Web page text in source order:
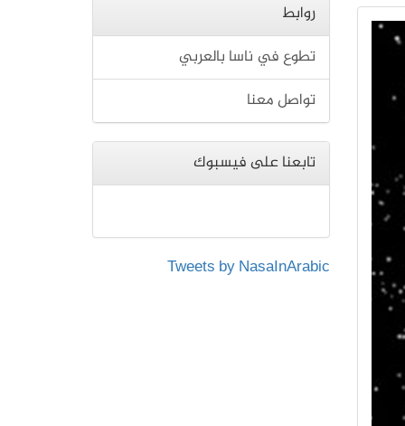
روابط
تطوع في ناسا بالعربي
تواصل معنا
تابعنا على فيسبوك
Tweets by NasaInArabic